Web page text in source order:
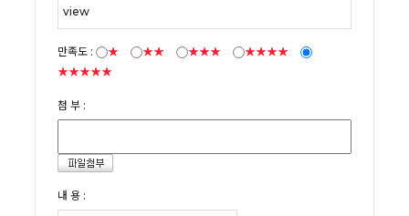
만족도 : ★ ★★ ★★★
★★★★
★★★★★
첨 부 :
내 용 :